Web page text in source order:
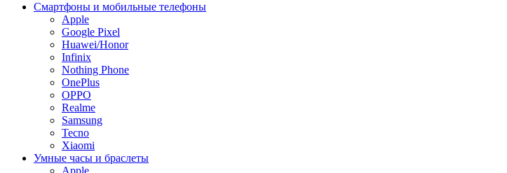
Смартфоны и мобильные телефоны
Apple
Google Pixel
Huawei/Honor
Infinix
Nothing Phone
OnePlus
OPPO
Realme
Samsung
Tecno
Xiaomi
Умные часы и браслеты